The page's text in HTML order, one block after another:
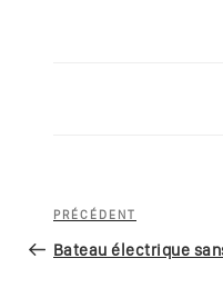
Navigation
de
Article
précédent
PRÉCÉDENT
Bateau électrique